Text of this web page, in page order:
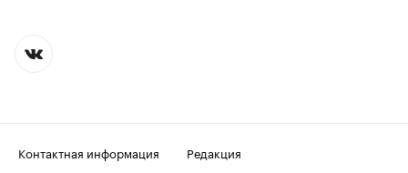
Контактная информация
Редакция